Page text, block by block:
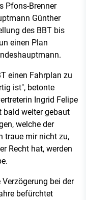
Pfons-Brenner
Günther
des BBT bis
einen Plan
einen Fahrplan zu
ist", betonte
Ingrid Felipe
bald weiter gebaut
welche der
traue mir nicht zu,
Recht hat, werden
bei der
befürchtet